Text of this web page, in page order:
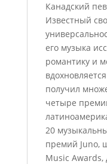
Канадский
Известный
его музыка
романтику и
получил
четыре
20
премий Juno,
Music Awards,